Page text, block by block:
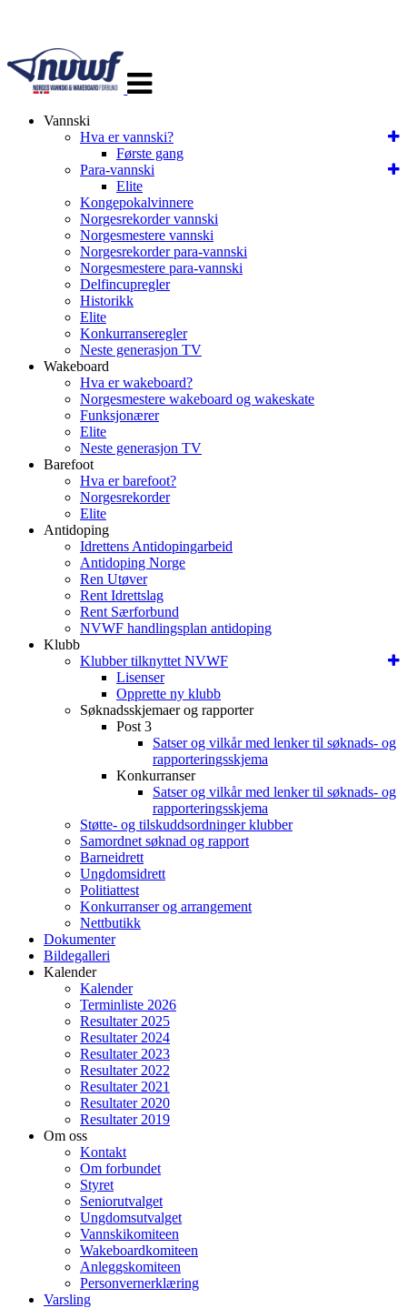
navigasjon
Vannski
Hva er vannski?
Første gang
Para-vannski
Elite
Kongepokalvinnere
Norgesrekorder vannski
Norgesmestere vannski
Norgesrekorder para-vannski
Norgesmestere para-vannski
Delfincupregler
Historikk
Elite
Konkurranseregler
Neste generasjon TV
Wakeboard
Hva er wakeboard?
Norgesmestere wakeboard og wakeskate
Funksjonærer
Elite
Neste generasjon TV
Barefoot
Hva er barefoot?
Norgesrekorder
Elite
Antidoping
Idrettens Antidopingarbeid
Antidoping Norge
Ren Utøver
Rent Idrettslag
Rent Særforbund
NVWF handlingsplan antidoping
Klubb
Klubber tilknyttet NVWF
Lisenser
Opprette ny klubb
Søknadsskjemaer og rapporter
Post 3
Satser og vilkår med lenker til søknads- og
rapporteringsskjema
Konkurranser
Satser og vilkår med lenker til søknads- og
rapporteringsskjema
Støtte- og tilskuddsordninger klubber
Samordnet søknad og rapport
Barneidrett
Ungdomsidrett
Politiattest
Konkurranser og arrangement
Nettbutikk
Dokumenter
Bildegalleri
Kalender
Kalender
Terminliste 2026
Resultater 2025
Resultater 2024
Resultater 2023
Resultater 2022
Resultater 2021
Resultater 2020
Resultater 2019
Om oss
Kontakt
Om forbundet
Styret
Seniorutvalget
Ungdomsutvalget
Vannskikomiteen
Wakeboardkomiteen
Anleggskomiteen
Personvernerklæring
Varsling